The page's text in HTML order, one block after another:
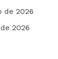
de 2026
2026